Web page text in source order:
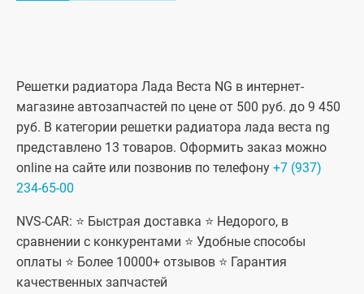
Решетки радиатора Лада Веста NG в интернет-
магазине автозапчастей по цене от 500 руб. до 9 450
руб. В категории решетки радиатора лада веста ng
представлено 13 товаров. Оформить заказ можно
online на сайте или позвонив по телефону +7 (937)
234-65-00
NVS-CAR: ⭐ Быстрая доставка ⭐ Недорого, в
сравнении с конкурентами ⭐ Удобные способы
оплаты ⭐ Более 10000+ отзывов ⭐ Гарантия
качественных запчастей